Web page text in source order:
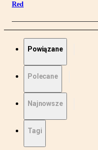
Red
Powiązane
Polecane
Najnowsze
Tagi